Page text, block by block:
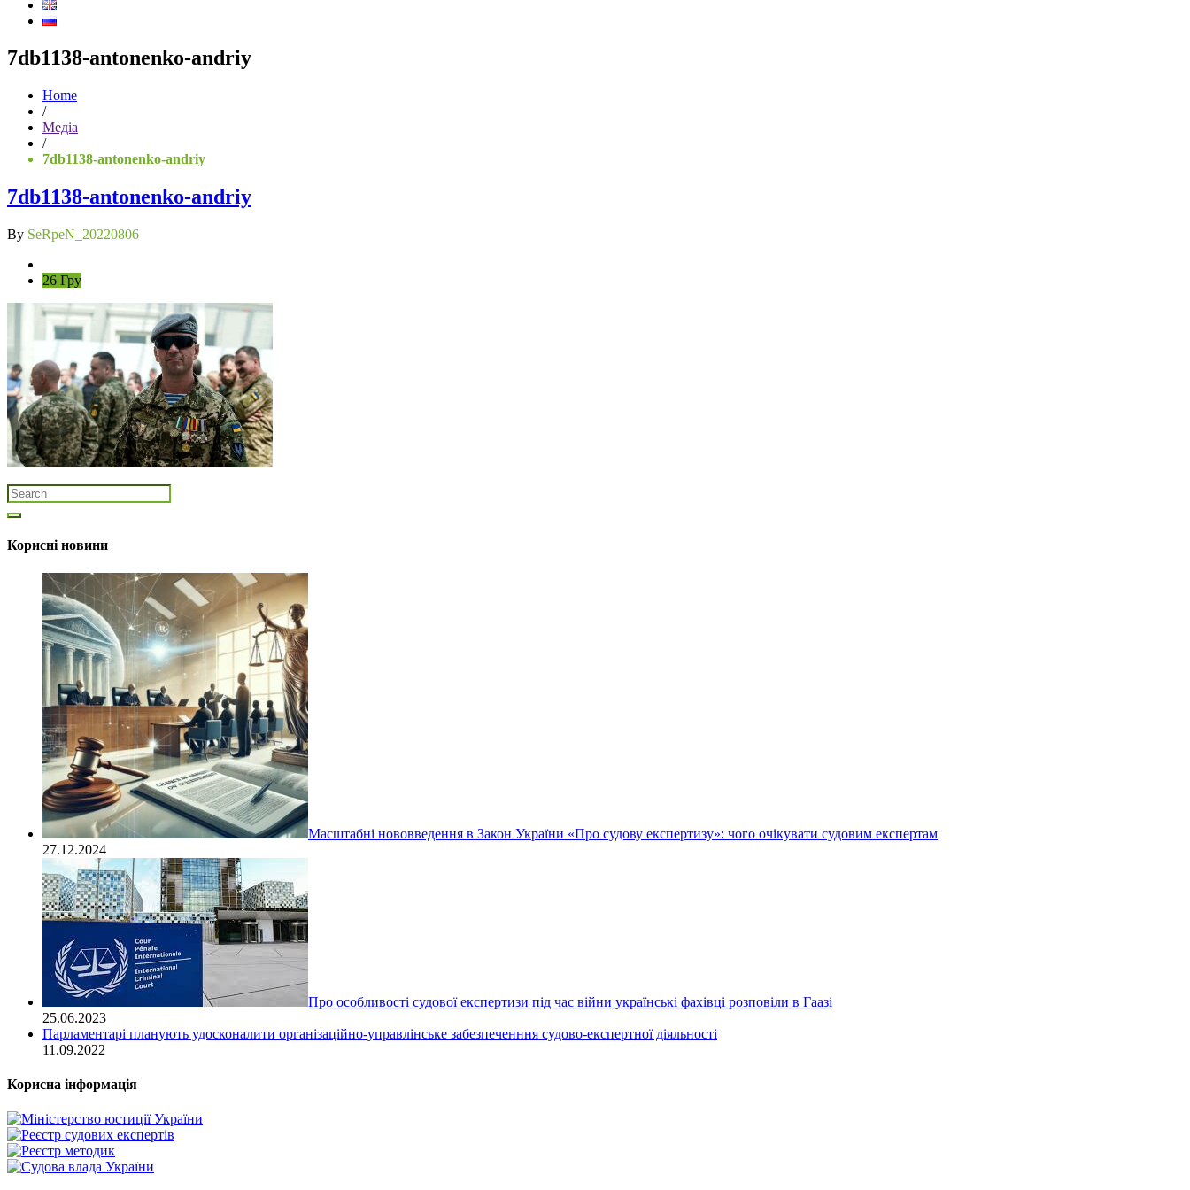
7db1138-antonenko-andriy
Home
/
Медіа
/
7db1138-antonenko-andriy
7db1138-antonenko-andriy
By SeRpeN_20220806
26 Гру
Корисні новини
Масштабні нововведення в Закон України «Про судову експертизу»: чого очікувати судовим експертам
27.12.2024
Про особливості судової експертизи під час війни українські фахівці розповіли в Гаазі
25.06.2023
Парламентарі планують удосконалити організаційно-управлінське забезпеченння судово-експертної діяльності
11.09.2022
Корисна інформація